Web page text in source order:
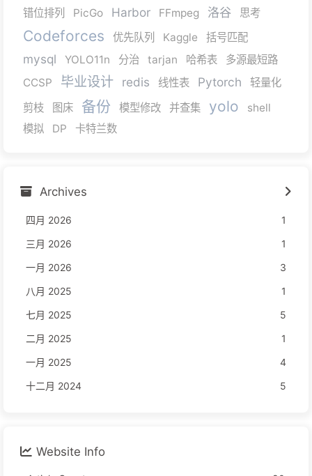
错位排列 PicGo Harbor FFmpeg 洛谷 思考
Codeforces 优先队列 Kaggle 括号匹配
mysql YOLO11n 分治 tarjan 哈希表
多源最短路
CCSP
毕业设计 redis 线性表 Pytorch
轻量化
剪枝
图床 备份 模型修改 并查集 yolo
shell
模拟
DP 卡特兰数
Archives
四月 2026
1
三月 2026
1
一月 2026
3
八月 2025
1
七月 2025
5
二月 2025
1
一月 2025
4
十二月 2024
5
Website Info